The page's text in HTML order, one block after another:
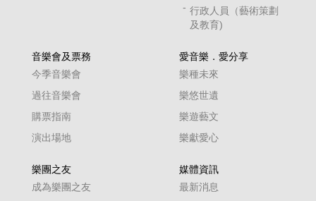
行政人員（藝術策劃
及教育)
音樂會及票務
今季音樂會
過往音樂會
購票指南
演出場地
愛音樂．愛分享
樂種未來
樂悠世遺
樂遊藝文
樂獻愛心
樂團之友
成為樂團之友
媒體資訊
最新消息